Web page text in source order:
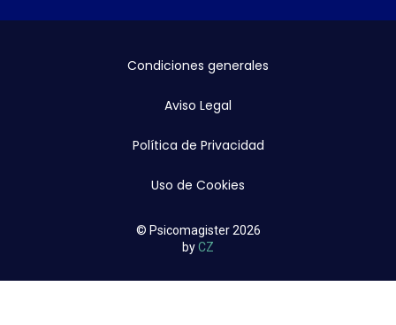
Condiciones generales
Aviso Legal
Política de Privacidad
Uso de Cookies
© Psicomagister 2026
byCZ